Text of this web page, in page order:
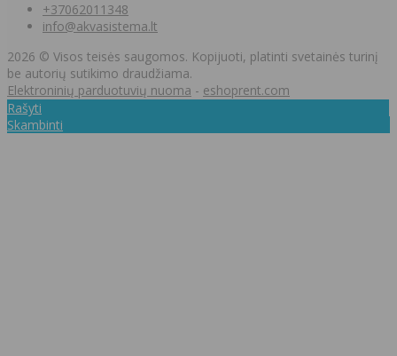
+37062011348
info@akvasistema.lt
2026 © Visos teisės saugomos. Kopijuoti, platinti svetainės turinį
be autorių sutikimo draudžiama.
Elektroninių parduotuvių nuoma - eshoprent.com
Rašyti
Skambinti